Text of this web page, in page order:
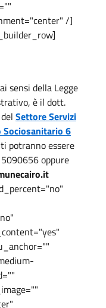
/]
sensi della Legge
è il dott.
Settore Servizi
6
potranno essere
oppure